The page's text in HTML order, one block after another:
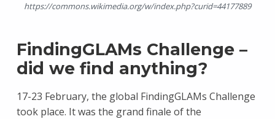
https://commons.wikimedia.org/w/index.php?curid=44177889
FindingGLAMs Challenge –
did we find anything?
17-23 February, the global FindingGLAMs Challenge
took place. It was the grand finale of the